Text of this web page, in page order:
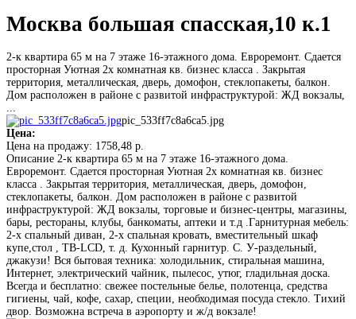
Москва большая спасская,10 к.1
2-к квартира 65 м на 7 этаже 16-этажного дома. Евроремонт. Сдается
просторная Уютная 2х комнатная кв. бизнес класса . Закрытая
территория, металлическая, дверь, домофон, стеклопакеты, балкон.
Дом расположен в районе с развитой инфраструктурой: ЖД вокзалы,
...
pic_533ff7c8a6ca5.jpg
Цена:
Цена на продажу: 1758,48 р.
Описание 2-к квартира 65 м на 7 этаже 16-этажного дома.
Евроремонт. Сдается просторная Уютная 2х комнатная кв. бизнес
класса . Закрытая территория, металлическая, дверь, домофон,
стеклопакеты, балкон. Дом расположен в районе с развитой
инфраструктурой: ЖД вокзалы, торговые и бизнес-центры, магазины,
бары, рестораны, клубы, банкоматы, аптеки и т.д .Гарнитурная мебель:
2-х спальный диван, 2-х спальная кровать, вместительный шкаф
купе,стол , ТВ-LCD, т. д. Кухонный гарнитур. С. У-раздельный,
джакузи! Вся бытовая техника: холодильник, стиральная машина,
Интернет, электрический чайник, пылесос, утюг, гладильная доска.
Всегда и бесплатно: свежее постельные белье, полотенца, средства
гигиены, чай, кофе, сахар, специи, необходимая посуда стекло. Тихий
двор. Возможна встреча в аэропорту и ж/д вокзале!